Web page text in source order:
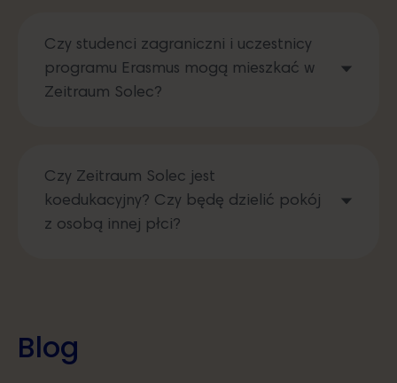
Czy studenci zagraniczni i uczestnicy
programu Erasmus mogą mieszkać w
Zeitraum Solec?
Czy Zeitraum Solec jest
koedukacyjny? Czy będę dzielić pokój
z osobą innej płci?
Blog